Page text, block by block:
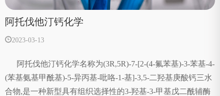
阿托伐他汀钙化学
2023-03-13
阿托伐他汀钙化学名称为(3R,5R)-7-[2-(4-氟苯基)-3-苯基-4-
(苯基氨基甲酰基)-5-异丙基-吡咯-1-基]-3,5-二羟基庚酸钙三水
合物,是一种新型具有组织选择性的3-羟基-3-甲基戊二酰辅酶